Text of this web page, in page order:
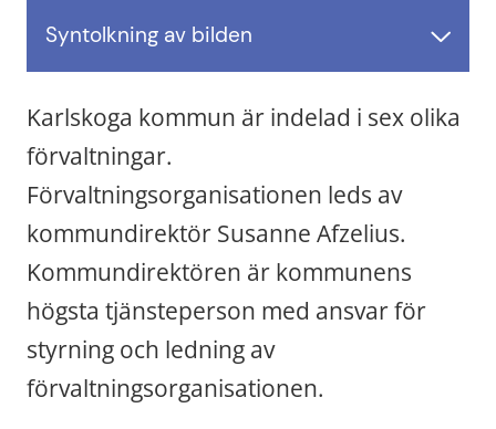
Syntolkning av bilden
Karlskoga kommun är indelad i sex olika
förvaltningar.
Förvaltningsorganisationen leds av
kommundirektör Susanne Afzelius.
Kommundirektören är kommunens
högsta tjänsteperson med ansvar för
styrning och ledning av
förvaltningsorganisationen.